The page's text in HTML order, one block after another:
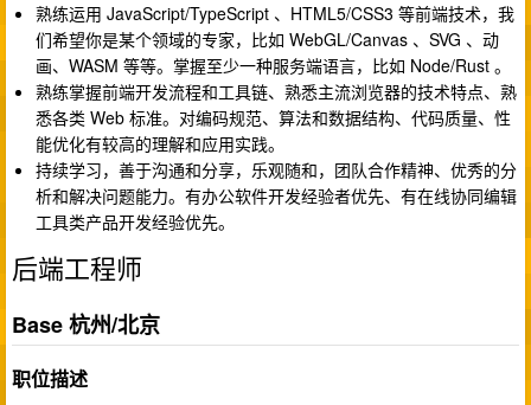
熟练运用 JavaScript/TypeScript 、HTML5/CSS3 等前端技术，我
们希望你是某个领域的专家，比如 WebGL/Canvas 、SVG 、动
画、WASM 等等。掌握至少一种服务端语言，比如 Node/Rust 。
熟练掌握前端开发流程和工具链、熟悉主流浏览器的技术特点、熟
悉各类 Web 标准。对编码规范、算法和数据结构、代码质量、性
能优化有较高的理解和应用实践。
持续学习，善于沟通和分享，乐观随和，团队合作精神、优秀的分
析和解决问题能力。有办公软件开发经验者优先、有在线协同编辑
工具类产品开发经验优先。
后端工程师
Base 杭州/北京
职位描述